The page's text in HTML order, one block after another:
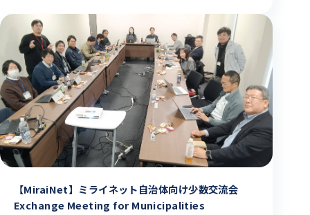
【MiraiNet】ミライネット自治体向け少数交流会
Exchange Meeting for Municipalities